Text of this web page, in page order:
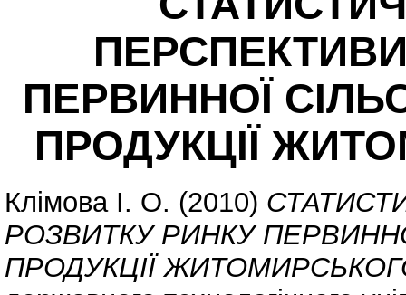
ПЕРВИННОЇ
ПРОДУКЦІЇ
Клімова І. О. (2010)
РОЗВИТКУ РИНКУ
ПРОДУКЦІЇ